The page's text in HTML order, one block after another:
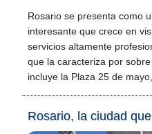
Rosario se presenta como
interesante que crece en
servicios altamente
que la caracteriza por
incluye la Plaza 25 de
Rosario, la ciudad